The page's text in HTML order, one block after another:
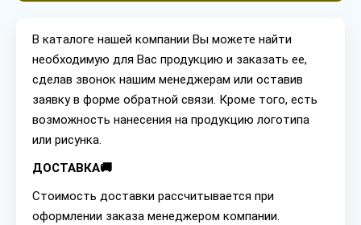
В каталоге нашей компании Вы можете найти
необходимую для Вас продукцию и заказать ее,
сделав звонок нашим менеджерам или оставив
заявку в форме обратной связи. Кроме того, есть
возможность нанесения на продукцию логотипа
или рисунка.
ДОСТАВКА🚚
Стоимость доставки рассчитывается при
оформлении заказа менеджером компании.